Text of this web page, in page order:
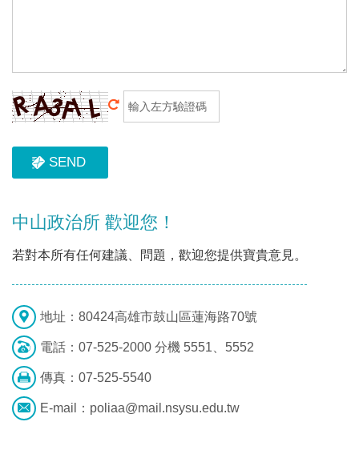
中山政治所 歡迎您！
若對本所有任何建議、問題，歡迎您提供寶貴意見。
地址： 80424高雄市鼓山區蓮海路70號
電話： 07-525-2000 分機 5551、5552
傳真： 07-525-5540
E-mail： poliaa@mail.nsysu.edu.tw